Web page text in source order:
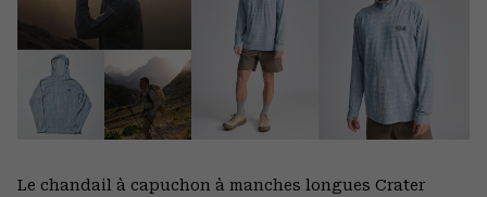
Le chandail à capuchon à manches longues Crater